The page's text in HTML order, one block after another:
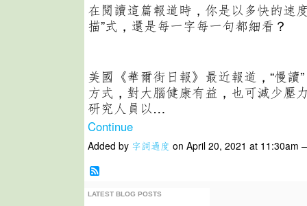
在閱讀這篇報道時，你是以多快的速
描”式，還是每一字每一句都細看？
美國《華爾街日報》最近報道，“慢讀”
方式，對大腦健康有益，也可減少壓
研究人員以…
Continue
Added by 字詞過度 on April 20, 2021 at 11:30am
LATEST BLOG POSTS